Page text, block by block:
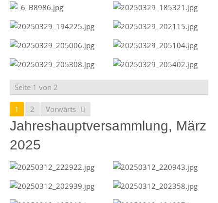
Seite 1 von 2
1 2 Vorwärts
Jahreshauptversammlung, März
2025